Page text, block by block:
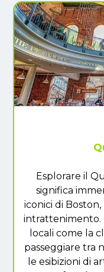
Esplorare il
significa
iconici di
intrattenimento.
locali come la
passeggiare tra
le esibizioni di